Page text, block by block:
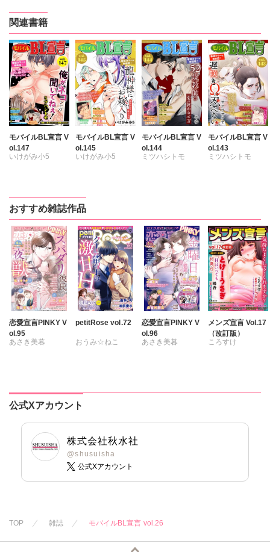
関連書籍
モバイルBL宣言 V
ol.147
いけがみ小5
冬坂ころも
モバイルBL宣言 V
ol.145
いけがみ小5
冬坂ころも
モバイルBL宣言 V
ol.144
ミツハシトモ
モバイルBL宣言 V
ol.143
ミツハシトモ
サクラサクヤ
おすすめ雑誌作品
恋愛宣言PINKY V
ol.95
あさき美暮
紫賀サヲリ
小鳥晶
松本ゆうか
水瀬友美
知葉サナガ
春時雨よわ
petitRose vol.72
おうみ☆ねこ
恋愛宣言PINKY V
ol.96
あさき美暮
水瀬友美
長谷河樹衣
春時雨よわ
メンズ宣言 Vol.17
（改訂版）
ころすけ
岬ゆきひろ 陽香
公式Xアカウント
株式会社秋水社
@shusuisha
公式Xアカウント
TOP 雑誌 モバイルBL宣言 vol.26